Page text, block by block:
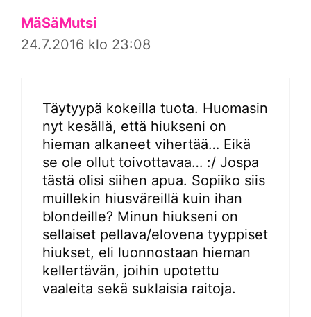
MäSäMutsi
24.7.2016 klo 23:08
Täytyypä kokeilla tuota. Huomasin
nyt kesällä, että hiukseni on
hieman alkaneet vihertää… Eikä
se ole ollut toivottavaa… :/ Jospa
tästä olisi siihen apua. Sopiiko siis
muillekin hiusväreillä kuin ihan
blondeille? Minun hiukseni on
sellaiset pellava/elovena tyyppiset
hiukset, eli luonnostaan hieman
kellertävän, joihin upotettu
vaaleita sekä suklaisia raitoja.